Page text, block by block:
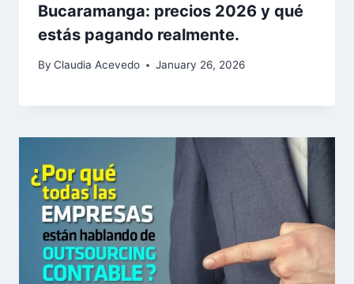
Bucaramanga: precios 2026 y qué
estás pagando realmente.
By Claudia Acevedo January 26, 2026